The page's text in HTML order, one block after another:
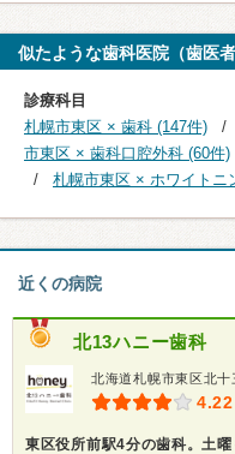
似たような歯科医院（歯医
診療科目
札幌市東区 × 歯科 (147件)
市東区 × 歯科口腔外科 (60件)
札幌市東区 × ホワイトニ
近くの病院
北13ハニー歯科
北海道札幌市東区北十
4.22
東区役所前駅4分の歯科。土